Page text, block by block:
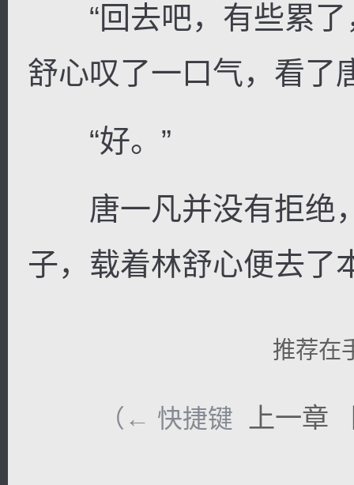
“回去吧，有些累了
舒心叹了一口气，看了
“好。”
唐一凡并没有拒绝
子，载着林舒心便去了
推荐在
（← 快捷键 上一章